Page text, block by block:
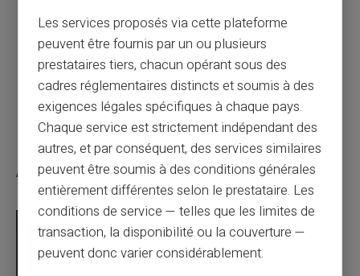
Peut-on utiliser une carte prépayée pour
des sites de rencontres ?
Article suivant
Articles similaires
Les services proposés via cette plateforme
peuvent être fournis par un ou plusieurs
prestataires tiers, chacun opérant sous des
cadres réglementaires distincts et soumis à des
exigences légales spécifiques à chaque pays.
Chaque service est strictement indépendant des
autres, et par conséquent, des services similaires
peuvent être soumis à des conditions générales
entièrement différentes selon le prestataire. Les
conditions de service — telles que les limites de
transaction, la disponibilité ou la couverture —
peuvent donc varier considérablement.